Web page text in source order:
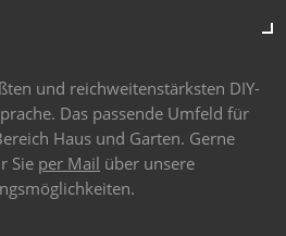
und reichweitenstärksten DIY-
Das passende Umfeld für
Haus und Garten. Gerne
Sie per Mail über unsere